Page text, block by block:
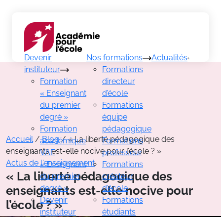
Devenir
instituteur
Formation
« Enseignant
du premier
degré »
Formation
académique
VAE
« Enseignant
du premier
degré »
Devenir
instituteur
Nos formations
Formations
directeur
d’école
Formations
équipe
pédagogique
Formations
professeur
Formations
créateur
d’école
Formations
étudiants
Actualités
Accueil/Blog/« La liberté pédagogique des
enseignants est-elle nocive pour l’école ? »
Actus de l'enseignement
« La liberté pédagogique des
enseignants est-elle nocive pour
l’école ? »